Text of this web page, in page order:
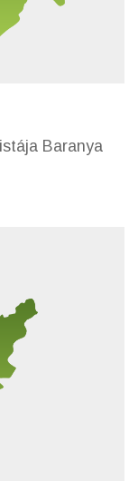
Baranya